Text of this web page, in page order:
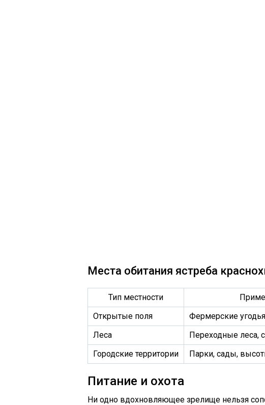
Места обитания ястреба
Тип местности
Открытые поля
Фермерские
Леса
Переходные леса,
Городские территории
Парки, сады,
Питание и охота
Ни одно вдохновляющее зрелище нельзя